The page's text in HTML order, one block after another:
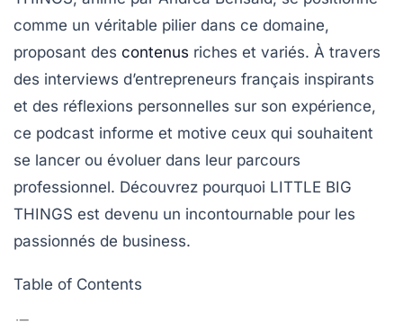
comme un véritable pilier dans ce domaine,
proposant des contenus riches et variés. À travers
des interviews d’entrepreneurs français inspirants
et des réflexions personnelles sur son expérience,
ce podcast informe et motive ceux qui souhaitent
se lancer ou évoluer dans leur parcours
professionnel. Découvrez pourquoi LITTLE BIG
THINGS est devenu un incontournable pour les
passionnés de business.
Table of Contents